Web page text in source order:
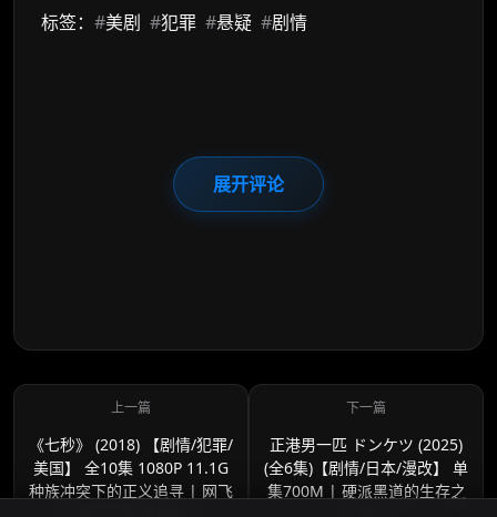
标签： #美剧 #犯罪 #悬疑 #剧情
展开评论
《七秒》 (2018) 【剧情/犯罪/
美国】 全10集 1080P 11.1G
种族冲突下的正义追寻 | 网飞
正港男一匹 ドンケツ (2025)
(全6集)【剧情/日本/漫改】 单
集700M | 硬派黑道的生存之